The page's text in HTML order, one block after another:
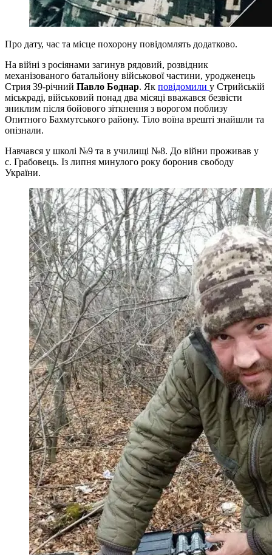
Про дату, час та місце похорону повідомлять додатково.
На війні з росіянами загинув рядовий, розвідник
механізованого батальйону військової частини, уродженець
Стрия 39-річний Павло Боднар. Як повідомили у Стрийській
міськраді, військовий понад два місяці вважався безвісти
зниклим після бойового зіткнення з ворогом поблизу
Опитного Бахмутського району. Тіло воїна врешті знайшли та
опізнали.
Навчався у школі №9 та в училищі №8. До війни проживав у
с. Грабовець. Із липня минулого року боронив свободу
України.